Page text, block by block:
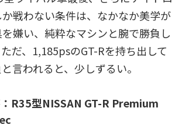
戦わない条件は、なかなか美学が
嫌い、純粋なマシンと腕で勝負し
だ、1,185psのGT-Rを持ち出して
言われると、少しずるい。
R35型NISSAN GT-R Premium